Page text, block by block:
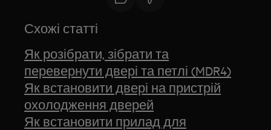
Схожі статті
Як розібрати, зібрати та
перевернути двері та петлі (MDR4)
Як встановити двері на пристрій
охолодження дверей
Як встановити прилад для